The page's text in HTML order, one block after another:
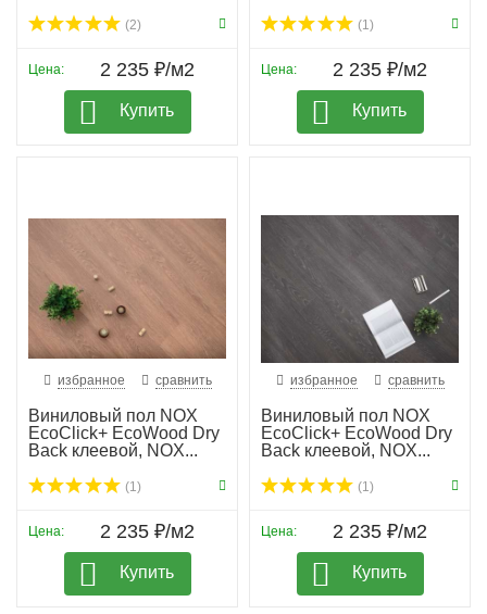
(2)
Цена: 2 235 ₽/м2
Купить
(1)
Цена: 2 235 ₽/м2
Купить
избранное сравнить
Виниловый пол NOX
EcoClick+ EcoWood Dry
Back клеевой, NOX...
(1)
Цена: 2 235 ₽/м2
Купить
избранное сравнить
Виниловый пол NOX
EcoClick+ EcoWood Dry
Back клеевой, NOX...
(1)
Цена: 2 235 ₽/м2
Купить